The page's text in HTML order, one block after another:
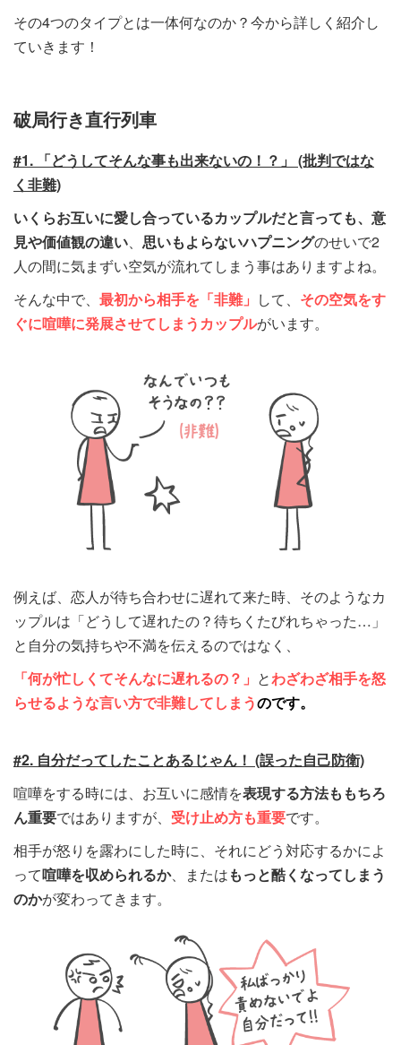
その4つのタイプとは一体何なのか？今から詳しく紹介し
ていきます！
破局行き直行列車
#1. 「どうしてそんな事も出来ないの！？」 (批判ではな
く非難)
いくらお互いに愛し合っているカップルだと言っても、意
見や価値観の違い、 思いもよらないハプニングのせいで2
人の間に気まずい空気が流れてしまう事はありますよね。
そんな中で、 最初から相手を「非難」 して、 その空気をす
ぐに喧嘩に発展させてしまうカップルがいます。
例えば、恋人が待ち合わせに遅れて来た時、そのようなカ
ップルは「どうして遅れたの？待ちくたびれちゃった…」
と自分の気持ちや不満を伝えるのではなく、
「何が忙しくてそんなに遅れるの？」 とわざわざ相手を怒
らせるような言い方で非難してしまうのです。
#2. 自分だってしたことあるじゃん！ (誤った自己防衛)
喧嘩をする時には、お互いに感情を表現する方法ももちろ
ん重要ではありますが、 受け止め方も重要です。
相手が怒りを露わにした時に、それにどう対応するかによ
って喧嘩を収められるか、またはもっと酷くなってしまう
のかが変わってきます。